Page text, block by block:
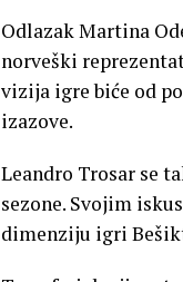
Odlazak Martina
norveški
vizija igre biće od
izazove.
Leandro Trosar se
sezone. Svojim
dimenziju igri